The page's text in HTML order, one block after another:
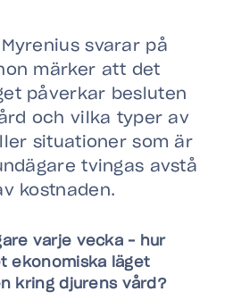
svarar på
märker att det
påverkar besluten
och vilka typer av
situationer som är
tvingas avstå
kostnaden.
varje vecka – hur
ekonomiska läget
kring djurens vård?